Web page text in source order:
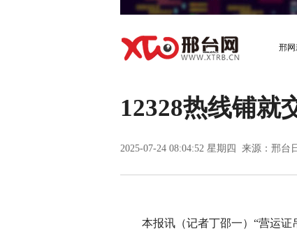
邢网
12328热线铺就
2025-07-24 08:04:52 星期四 来源：邢台
本报讯（记者丁邵一）“营运